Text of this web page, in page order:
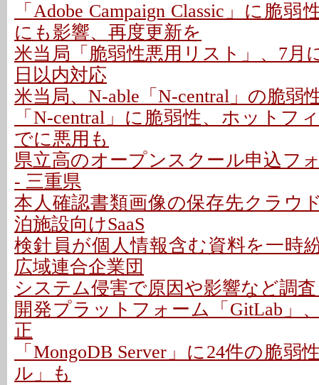
「Adobe Campaign Classic」に脆
にも影響、再度更新を
米当局「脆弱性悪用リスト」、7月
日以内対応
米当局、N-able「N-central」の脆弱
「N-central」に脆弱性、ホットフ
でに悪用も
県立高のオープンスクール申込フ
- 三重県
本人確認書類画像の保存先クラウ
泊施設向けSaaS
検針員が個人情報含む資料を一時
広域連合企業団
システム侵害で原因や影響など調
開発プラットフォーム「GitLab」
正
「MongoDB Server」に24件の脆
ル」も